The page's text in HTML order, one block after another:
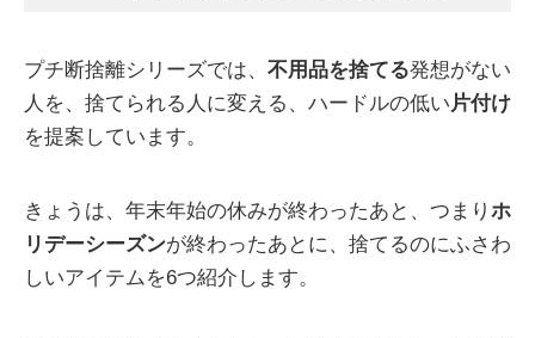
プチ断捨離シリーズでは、 不用品を捨てる発想がない
人を、捨てられる人に変える、ハードルの低い片付け
を提案しています。
きょうは、年末年始の休みが終わったあと、つまり ホ
リデーシーズンが終わったあとに、捨てるのにふさわ
しいアイテムを6つ紹介します。